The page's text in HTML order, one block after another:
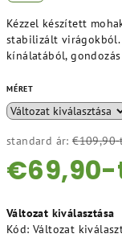
Kézzel készített
stabilizált virágokból.
kínálatából,
MÉRET
standard ár:
€69,90-
Változat kiválasztása
Kód: Változat